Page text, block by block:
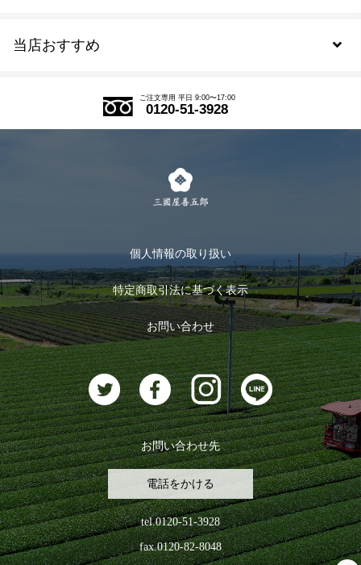
当店おすすめ
式部の香りシリーズ
お茶のギフト
おすすめのお茶
お茶に合うスイーツ
会員規約について
ログイン
ログアウト
ご注文専用 平日 9:00〜17:00
0120-51-3928
個人情報の取り扱い
特定商取引法に基づく表示
お問い合わせ
お問い合わせ先
電話をかける
tel.0120-51-3928
fax.0120-82-8048